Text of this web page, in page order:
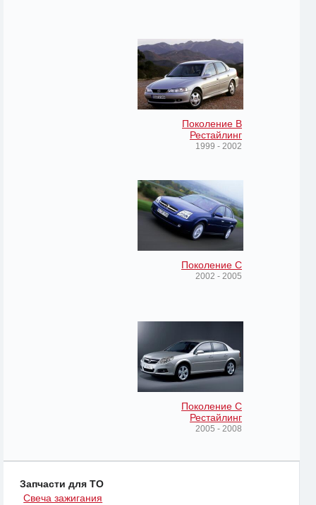
Поколение B
Рестайлинг
1999 - 2002
Поколение C
2002 - 2005
Поколение C
Рестайлинг
2005 - 2008
Запчасти для ТО
Свеча зажигания